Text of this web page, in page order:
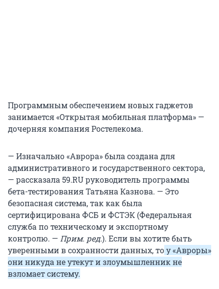
Программным обеспечением новых гаджетов
занимается «Открытая мобильная платформа» —
дочерняя компания Ростелекома.
— Изначально «Аврора» была создана для
административного и государственного сектора,
— рассказала 59.RU руководитель программы
бета-тестирования Татьяна Казнова. — Это
безопасная система, так как была
сертифицирована ФСБ и ФСТЭК (Федеральная
служба по техническому и экспортному
контролю. — Прим. ред.). Если вы хотите быть
уверенными в сохранности данных, тоу «Авроры»
они никуда не утекут и злоумышленник не
взломает систему.